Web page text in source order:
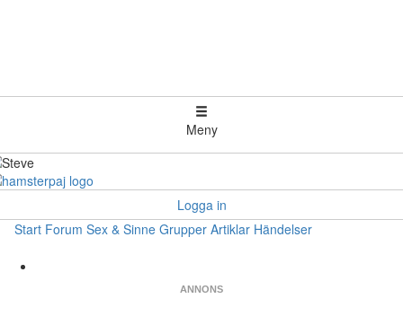
Meny
Logga in
Start Forum Sex & Sinne Grupper Artiklar Händelser
ANNONS